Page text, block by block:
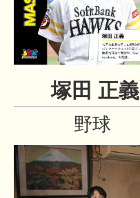
塚田 正義
野球